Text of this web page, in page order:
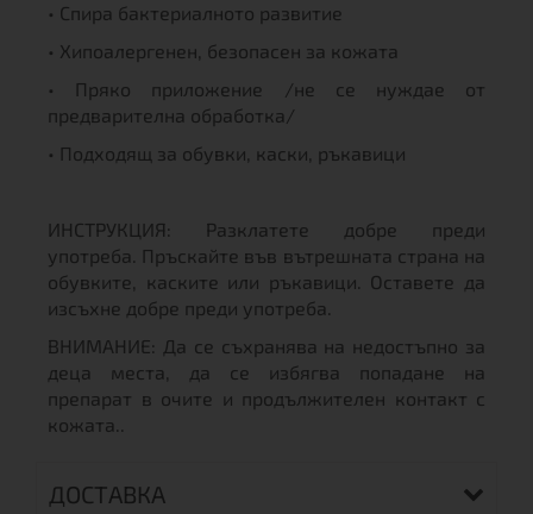
• Спира бактериалното развитие
• Хипоалергенен, безопасен за кожата
• Пряко приложение /не се нуждае от
предварителна обработка/
• Подходящ за обувки, каски, ръкавици
ИНСТРУКЦИЯ: Разклатете добре преди
употреба. Пръскайте във вътрешната страна на
обувките, каските или ръкавици. Оставете да
изсъхне добре преди употреба.
ВНИМАНИЕ: Да се съхранява на недостъпно за
деца места, да се избягва попадане на
препарат в очите и продължителен контакт с
кожата..
ДОСТАВКА